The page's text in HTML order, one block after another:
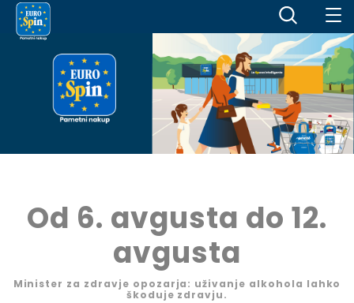
Od 6. avgusta do 12.
avgusta
Minister za zdravje opozarja: uživanje alkohola lahko
škoduje zdravju.